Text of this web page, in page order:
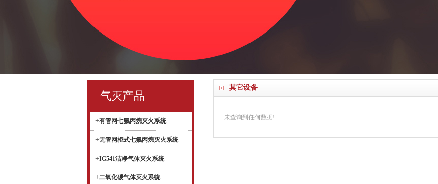
其它设备
未查询到任何数据!
气灭产品
+有管网七氟丙烷灭火系统
+无管网柜式七氟丙烷灭火系统
+IG541洁净气体灭火系统
+二氧化碳气体灭火系统